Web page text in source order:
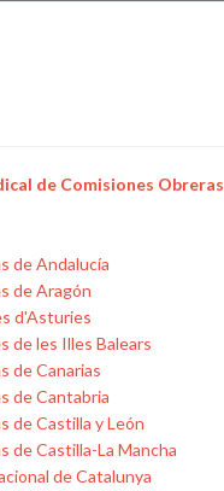
de Comisiones Obreras
de Andalucía
de Aragón
d'Asturies
de les Illes Balears
de Canarias
de Cantabria
de Castilla y León
de Castilla-La Mancha
de Catalunya